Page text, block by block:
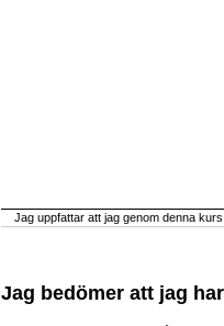
Jag uppfattar att jag genom denna
Jag bedömer att jag